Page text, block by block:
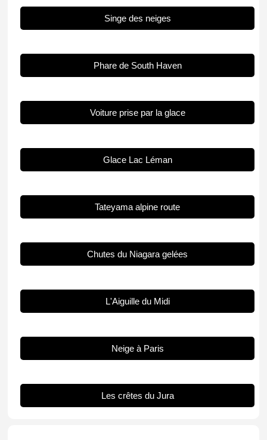
Singe des neiges
Phare de South Haven
Voiture prise par la glace
Glace Lac Léman
Tateyama alpine route
Chutes du Niagara gelées
L'Aiguille du Midi
Neige à Paris
Les crêtes du Jura